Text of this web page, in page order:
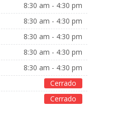
8:30 am - 4:30 pm
8:30 am - 4:30 pm
8:30 am - 4:30 pm
8:30 am - 4:30 pm
8:30 am - 4:30 pm
Cerrado
Cerrado